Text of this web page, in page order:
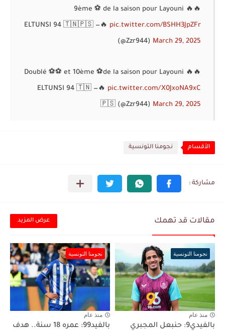
9ème ⚽ de la saison pour Layouni 🔥🔥
🔥 pic.twitter.com/BSHH3JpZFr
— ELTUNSI 94 🇹🇳🇵🇸
(@Zzr944) March 29, 2025
Doublé ⚽⚽ et 10ème ⚽de la saison pour Layouni 🔥🔥
🔥 pic.twitter.com/X0JxoNA9xC
— ELTUNSI 94 🇹🇳
🇵🇸 (@Zzr944) March 29, 2025
الأقسام نجومنا التونسية
مقالات قد تهمك عرض المزيد
نجومنا التونسية
منذ عام
بالفيدي9: حنبعل المجبري
نجومنا التونسية
منذ عام
بالفيد99: عمره 18 سنة.. هدف